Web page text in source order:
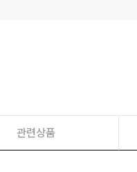
관련상품